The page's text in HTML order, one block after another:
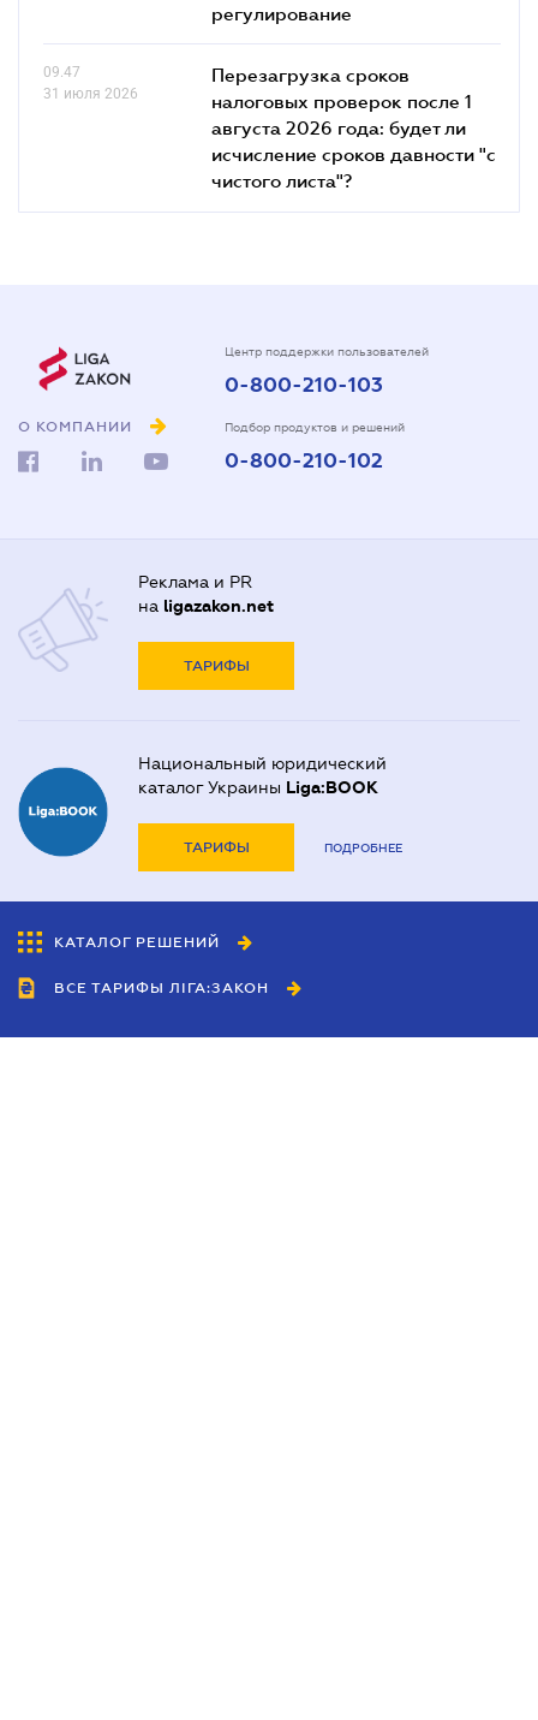
регулирование
09.47
31 июля 2026
Перезагрузка сроков
налоговых проверок после 1
августа 2026 года: будет ли
исчисление сроков давности "с
чистого листа"?
О КОМПАНИИ
Центр поддержки пользователей
0-800-210-103
Подбор продуктов и решений
0-800-210-102
Реклама и PR
на ligazakon.net
ТАРИФЫ
Национальный юридический
каталог Украины Liga:BOOK
ТАРИФЫ ПОДРОБНЕЕ
КАТАЛОГ РЕШЕНИЙ
ВСЕ ТАРИФЫ ЛІГА:ЗАКОН